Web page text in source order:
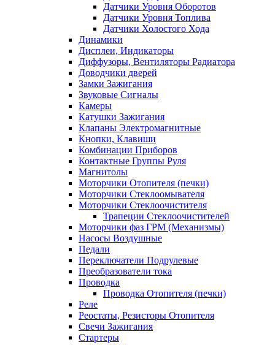
Датчики Уровня Оборотов
Датчики Уровня Топлива
Датчики Холостого Хода
Динамики
Дисплеи, Индикаторы
Диффузоры, Вентиляторы Радиатора
Доводчики дверей
Замки Зажигания
Звуковые Сигналы
Камеры
Катушки Зажигания
Клапаны Электромагнитные
Кнопки, Клавиши
Комбинации Приборов
Контактные Группы Руля
Магнитолы
Моторчики Отопителя (печки)
Моторчики Стеклоомывателя
Моторчики Стеклоочистителя
Трапеции Стеклоочистителей
Моторчики фаз ГРМ (Механизмы)
Насосы Воздушные
Педали
Переключатели Подрулевые
Преобразователи тока
Проводка
Проводка Отопителя (печки)
Реле
Реостаты, Резисторы Отопителя
Свечи Зажигания
Стартеры